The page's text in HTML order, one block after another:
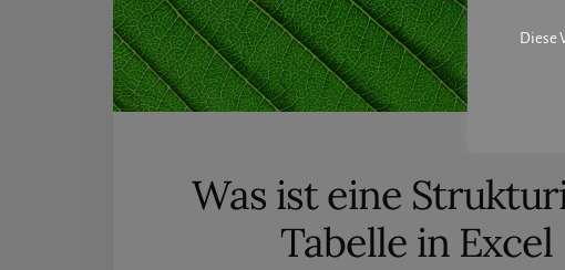
Was ist eine
Tabelle in Excel
Diese